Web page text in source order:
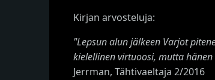
Kirjan arvosteluja:
"Lepsun alun jälkeen Varjot
kielellinen virtuoosi, mutta
Jerrman, Tähtivaeltaja 2/2016